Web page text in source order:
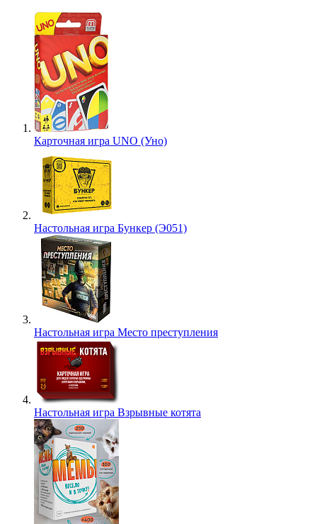
Карточная игра UNO (Уно)
Настольная игра Бункер (Э051)
Настольная игра Место преступления
Настольная игра Взрывные котята